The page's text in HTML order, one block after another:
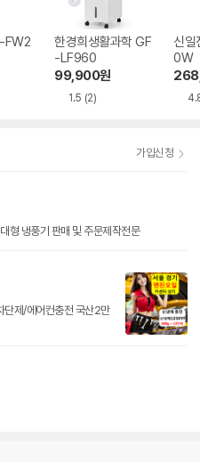
FW2
한경희생활과학 GF
-LF960
99,900원
1.5 (2)
신
0W
가입신청
형 냉풍기 판매 및 주문제작전문
단제/에어컨충전 국산2만